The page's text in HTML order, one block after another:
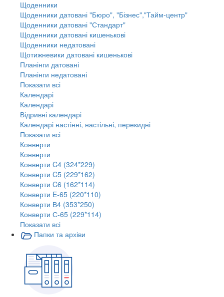
Щоденники
Щоденники датовані "Бюро", "Бізнес","Тайм-центр"
Щоденники датовані "Стандарт"
Щоденники датовані кишенькові
Щоденники недатовані
Щотижневики датовані кишенькові
Планінги датовані
Планінги недатовані
Показати всі
Календарі
Календарі
Відривні календарі
Календарі настінні, настільні, перекидні
Показати всі
Конверти
Конверти
Конверти C4 (324*229)
Конверти C5 (229*162)
Конверти C6 (162*114)
Конверти E-65 (220*110)
Конверти В4 (353*250)
Конверти С-65 (229*114)
Показати всі
Папки та архіви